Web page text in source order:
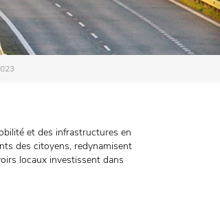
et des infrastructures en
des citoyens, redynamisent
locaux investissent dans